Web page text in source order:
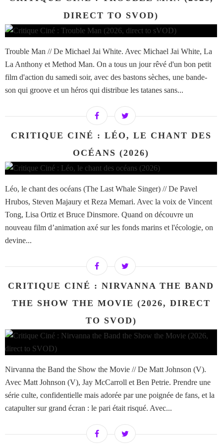
DIRECT TO SVOD)
Trouble Man // De Michael Jai White. Avec Michael Jai White, La
La Anthony et Method Man. On a tous un jour rêvé d'un bon petit
film d'action du samedi soir, avec des bastons sèches, une bande-
son qui groove et un héros qui distribue les tatanes sans...
CRITIQUE CINÉ : LÉO, LE CHANT DES
OCÉANS (2026)
Léo, le chant des océans (The Last Whale Singer) // De Pavel
Hrubos, Steven Majaury et Reza Memari. Avec la voix de Vincent
Tong, Lisa Ortiz et Bruce Dinsmore. Quand on découvre un
nouveau film d’animation axé sur les fonds marins et l'écologie, on
devine...
CRITIQUE CINÉ : NIRVANNA THE BAND
THE SHOW THE MOVIE (2026, DIRECT
TO SVOD)
Nirvanna the Band the Show the Movie // De Matt Johnson (V).
Avec Matt Johnson (V), Jay McCarroll et Ben Petrie. Prendre une
série culte, confidentielle mais adorée par une poignée de fans, et la
catapulter sur grand écran : le pari était risqué. Avec...